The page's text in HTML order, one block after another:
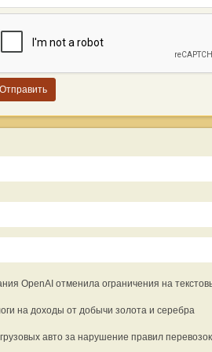
OpenAI отменила ограничения на
на доходы от добычи золота и серебра
авто за нарушение правил перевозок